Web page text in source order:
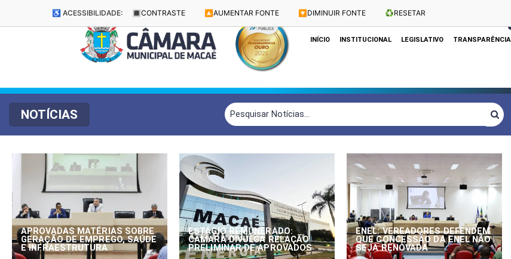
♿ ACESSIBILIDADE: 🔳 CONTRASTE 🔼 AUMENTAR FONTE 🔽 DIMINUIR FONTE ♻️RESETAR
Dias e Horários das Sessões: Terças e Quartas às 10h
INÍCIO INSTITUCIONAL LEGISLATIVO TRANSPARÊNCIA
NOTÍCIAS
APROVADAS MATÉRIAS SOBRE
GERAÇÃO DE EMPREGO, SAÚDE
E INFRAESTRUTURA
ESTÁGIO REMUNERADO:
CÂMARA DIVULGA RELAÇÃO
PRELIMINAR DE APROVADOS
ENEL: VEREADORES DEFENDEM
QUE CONCESSÃO DA ENEL NÃO
SEJA RENOVADA